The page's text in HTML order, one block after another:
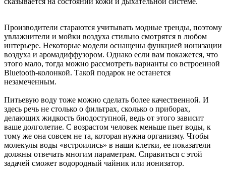
Производители стараются учитывать модные тренды, поэтому
увлажнители и мойки воздуха стильно смотрятся в любом
интерьере. Некоторые модели оснащены функцией ионизации
воздуха и аромадиффузором. Однако если вам покажется, что
этого мало, тогда можно рассмотреть варианты со встроенной
Bluetooth-колонкой. Такой подарок не останется
незамеченным.
Питьевую воду тоже можно сделать более качественной. И
здесь речь не столько о фильтрах, сколько о приборах,
делающих жидкость биодоступной, ведь от этого зависит
ваше долголетие. С возрастом человек меньше пьет воды, к
тому же она совсем не та, которая нужна организму. Чтобы
молекулы воды «встроились» в наши клетки, ее показатели
должны отвечать многим параметрам. Справиться с этой
задачей сможет водородный чайник или ионизатор.